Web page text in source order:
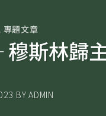
專題文章
斯林歸
BYADMIN